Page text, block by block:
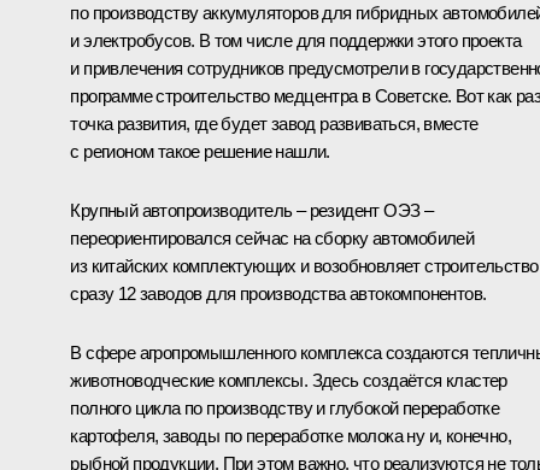
по производству аккумуляторов для гибридных
и электробусов. В том числе для поддержки этого проекта
и привлечения сотрудников предусмотрели в
программе строительство медцентра в Советске. Вот как
точка развития, где будет завод развиваться, вместе
с регионом такое решение нашли.
Крупный автопроизводитель – резидент ОЭЗ –
переориентировался сейчас на сборку автомобилей
из китайских комплектующих и возобновляет строительство
сразу 12 заводов для производства автокомпонентов.
В сфере агропромышленного комплекса создаются
животноводческие комплексы. Здесь создаётся кластер
полного цикла по производству и глубокой переработке
картофеля, заводы по переработке молока ну и, конечно,
рыбной продукции. При этом важно, что реализуются не